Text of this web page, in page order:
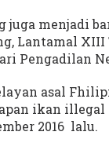
juga menjadi
Lantamal XIII
Pengadilan
asal
ikan
2016 lalu.